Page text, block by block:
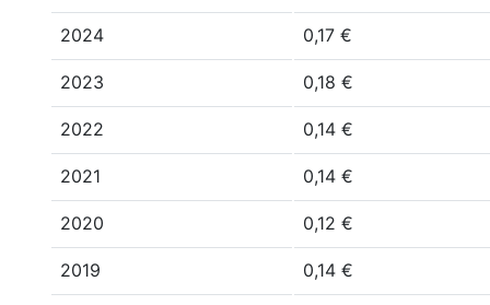
2024 0,17 €
2023 0,18 €
2022 0,14 €
2021 0,14 €
2020 0,12 €
2019 0,14 €